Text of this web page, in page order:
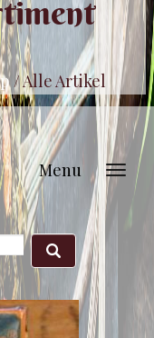
/Alle Artikel
Menu